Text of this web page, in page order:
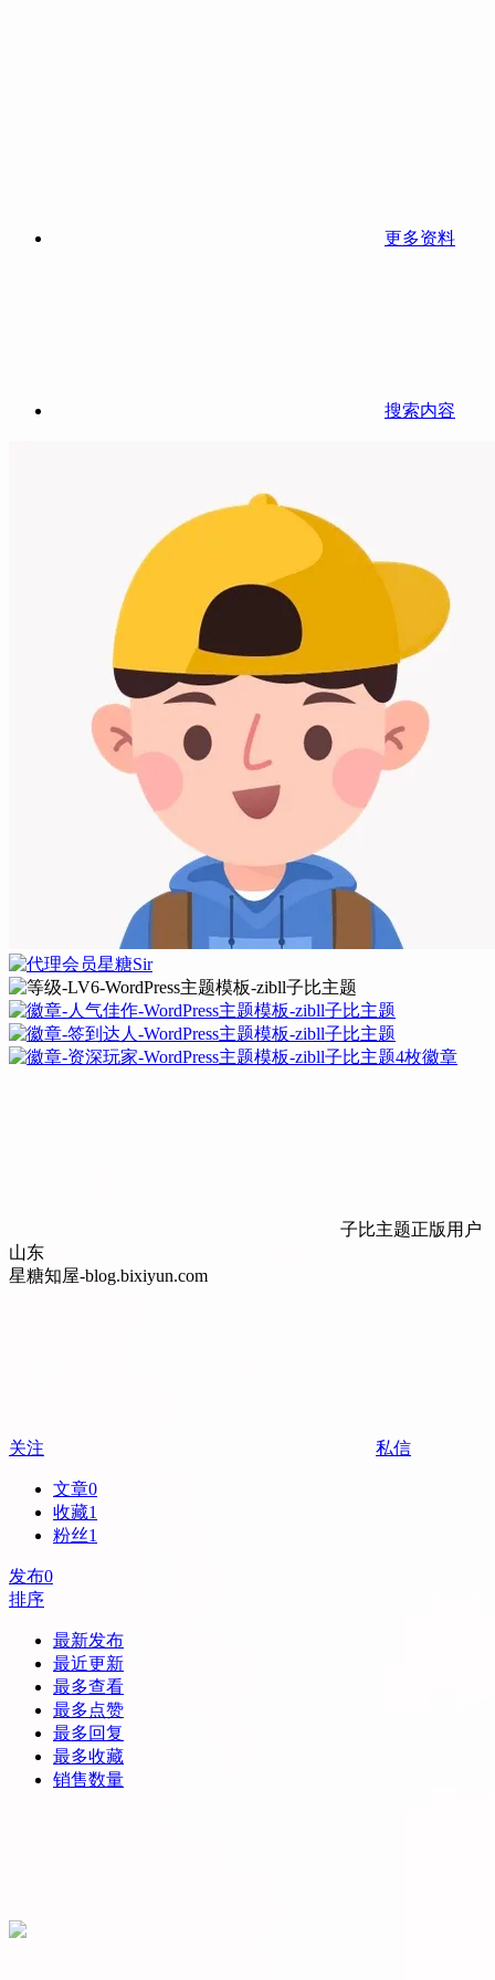
更多资料
搜索内容
星糖Sir
4枚徽章
子比主题正版用户
山东
星糖知屋-blog.bixiyun.com
关注 私信
文章0
收藏1
粉丝1
发布0
排序
最新发布
最近更新
最多查看
最多点赞
最多回复
最多收藏
销售数量